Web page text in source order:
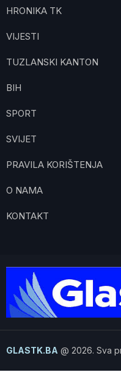
HRONIKA TK
VIJESTI
TUZLANSKI KANTON
BIH
SPORT
SVIJET
PRAVILA KORIŠTENJA
O NAMA
KONTAKT
GLASTK.BA @ 2026. Sva